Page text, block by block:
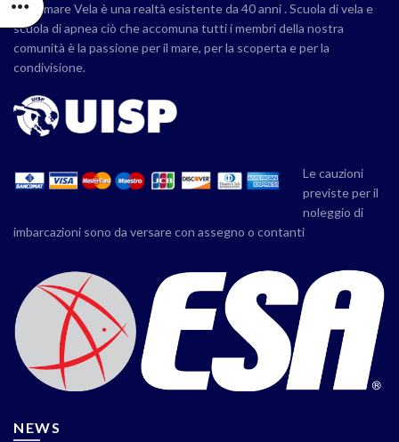
Oltremare Vela è una realtà esistente da 40 anni . Scuola di vela e
scuola di apnea ciò che accomuna tutti i membri della nostra
comunità è la passione per il mare, per la scoperta e per la
condivisione.
Le cauzioni
previste per il
noleggio di
imbarcazioni sono da versare con assegno o contanti
NEWS